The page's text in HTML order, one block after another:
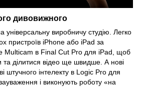
дивовижного
універсальну виробничу студію. Легко
пристроїв iPhone або iPad за
Multicam в Final Cut Pro для iPad, щоб
та ділитися відео ще швидше. А нові
штучного інтелекту в Logic Pro для
і виконують роботу «на